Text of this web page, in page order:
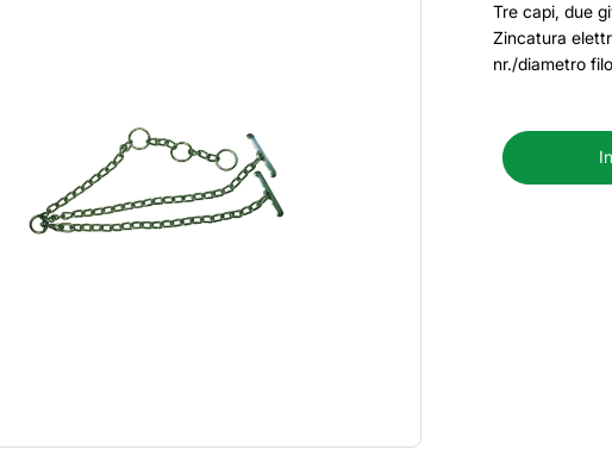
Tre capi, due
Zincatura
nr./diametro